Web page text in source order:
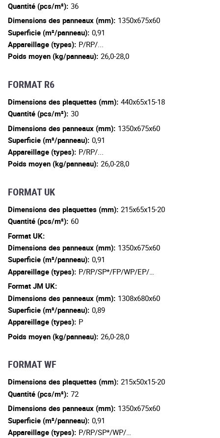
Quantité (pcs/m²): 36
Dimensions des panneaux (mm): 1350x675x60
Superficie (m²/panneau): 0,91
Appareillage (types): P/RP/...
Poids moyen (kg/panneau): 26,0-28,0
FORMAT R6
Dimensions des plaquettes (mm): 440x65x15-18
Quantité (pcs/m²): 30
Dimensions des panneaux (mm): 1350x675x60
Superficie (m²/panneau): 0,91
Appareillage (types): P/RP/...
Poids moyen (kg/panneau): 26,0-28,0
FORMAT UK
Dimensions des plaquettes (mm): 215x65x15-20
Quantité (pcs/m²): 60
Format UK:
Dimensions des panneaux (mm): 1350x675x60
Superficie (m²/panneau): 0,91
Appareillage (types): P/RP/SP*/FP/WP/EP/…
Format JM UK:
Dimensions des panneaux (mm): 1308x680x60
Superficie (m²/panneau): 0,89
Appareillage (types): P
Poids moyen (kg/panneau): 26,0-28,0
FORMAT WF
Dimensions des plaquettes (mm): 215x50x15-20
Quantité (pcs/m²): 72
Dimensions des panneaux (mm): 1350x675x60
Superficie (m²/panneau): 0,91
Appareillage (types): P/RP/SP*/WP/…